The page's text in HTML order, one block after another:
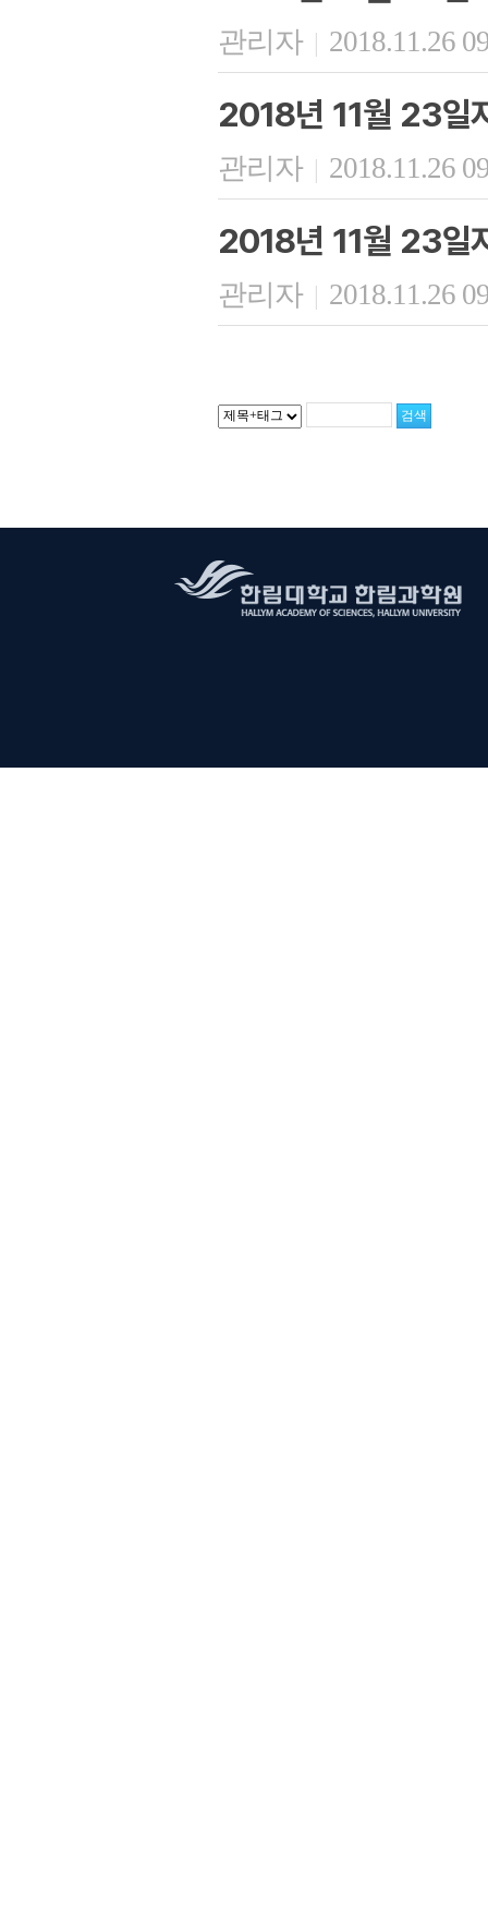
관리자 | 2018.11.26
2018년 11월 23일
관리자 | 2018.11.26
2018년 11월 23일
관리자 | 2018.11.26